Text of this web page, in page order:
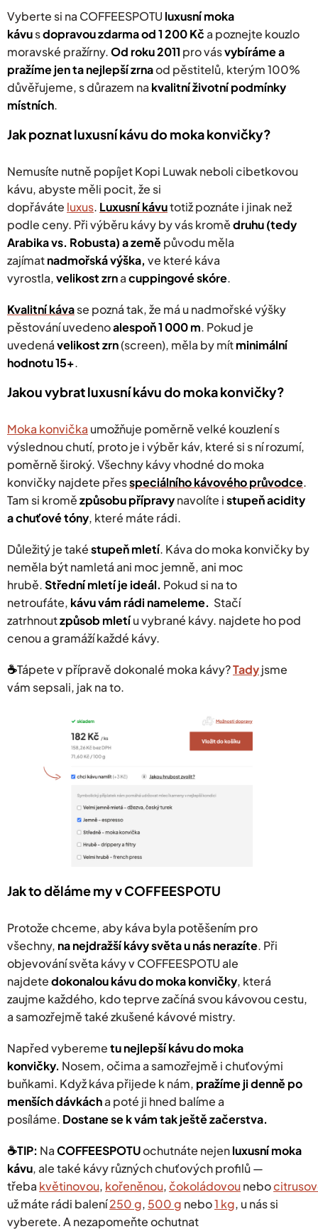
p
r
v
k
y
v
ý
s
Vyberte si na COFFEESPOTU luxusnímoka
kávusdopravou zdarma od 1 200 Kča poznejte kouzlo
moravské pražírny.Od roku 2011 pro vásvybíráme a
pražíme jen ta nejlepší zrnaod pěstitelů, kterým 100%
důvěřujeme, s důrazem na kvalitní životní podmínky
místních.
Jak poznat luxusní kávu do moka konvičky?
Nemusíte nutně popíjet Kopi Luwak neboli cibetkovou
kávu, abyste měli pocit, že si
dopřáváte luxus. Luxusníkávutotiž poznáte i jinak než
podle ceny. Při výběru kávy by vás kromědruhu (tedy
Arabika vs. Robusta) a zeměpůvodu měla
zajímatnadmořská výška, ve které káva
vyrostla,velikost zrnacuppingové skóre.
Kvalitní kávase pozná tak, že má u nadmořské výšky
pěstování uvedenoalespoň 1 000 m. Pokud je
uvedenávelikost zrn(screen), měla by mítminimální
hodnotu 15+.
Jakou vybrat luxusní kávu do moka konvičky?
Moka konvička umožňuje poměrně velké kouzlení s
výslednou chutí, protoje i výběr káv, které si s ní rozumí,
poměrně široký. Všechny kávy vhodné do moka
konvičky najdete přesspeciálního kávového průvodce.
Tam si kromězpůsobu přípravynavolíte istupeň acidity
a chuťové tóny, které máte rádi.
Důležitý je takéstupeň mletí. Káva do moka konvičky by
neměla být namletá ani moc jemně, ani moc
hrubě.Střední mletí je ideál. Pokud si na to
netroufáte, kávu vám rádi nameleme. Stačí
zatrhnoutzpůsob mletíu vybrané kávy. najdete ho pod
cenou a gramáží každé kávy.
☕️Tápete v přípravě dokonalé moka kávy?Tadyjsme
vám sepsali, jak na to.
Jak to děláme my v COFFEESPOTU
Protože chceme, aby káva byla potěšením pro
všechny, na nejdražší kávy světa u nás nerazíte. Při
objevování světa kávy v COFFEESPOTU ale
najdetedokonalou kávu do moka konvičky, která
zaujme každého, kdo teprve začíná svou kávovou cestu,
a samozřejmě také zkušené kávové mistry.
Napřed vyberemetu nejlepší kávu do moka
konvičky. Nosem, očima a samozřejmě i chuťovými
buňkami. Když káva přijede k nám, pražíme ji denně po
menších dávkácha poté ji hned balíme a
posíláme. Dostane se k vám tak ještě začerstva.
☕️TIP: NaCOFFEESPOTUochutnáte nejenluxusnímoka
kávu, ale také kávy různých chuťových profilů —
třeba květinovou, kořeněnou,čokoládovounebo
už máte rádi balení250 g, 500 g nebo1 kg, u nás si
vyberete.A nezapomeňte ochutnat